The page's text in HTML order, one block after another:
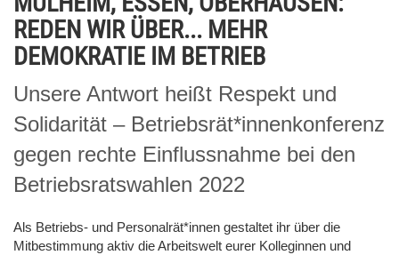
REDEN WIR ÜBER... MEHR
DEMOKRATIE IM BETRIEB
Unsere Antwort heißt Respekt und
Solidarität – Betriebsrät*innenkonferenz
gegen rechte Einflussnahme bei den
Betriebsratswahlen 2022
Als Betriebs- und Personalrät*innen gestaltet ihr über die
Mitbestimmung aktiv die Arbeitswelt eurer Kolleginnen und